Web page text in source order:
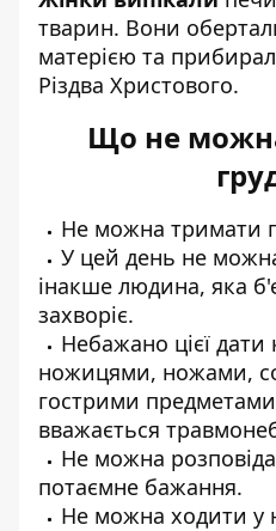
тварин. Вони
матерією та
Різдва Христового.
Що не
Не можна тримати
У цей день не
інакше людина, яка
захворіє.
Небажано цієї дати
ножицями, ножами,
гострими
вважається
Не можна
потаємне бажання.
Не можна ходити у